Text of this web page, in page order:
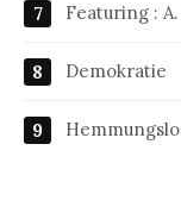
Featuring :
Demokratie